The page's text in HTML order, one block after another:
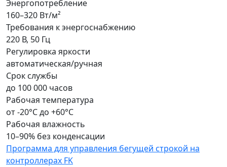
Энергопотребление
160–320 Вт/м²
Требования к энергоснабжению
220 В, 50 Гц
Регулировка яркости
автоматическая/ручная
Срок службы
до 100 000 часов
Рабочая температура
от -20°C до +60°C
Рабочая влажность
10–90% без конденсации
Программа для управления бегущей строкой на
контроллерах FK